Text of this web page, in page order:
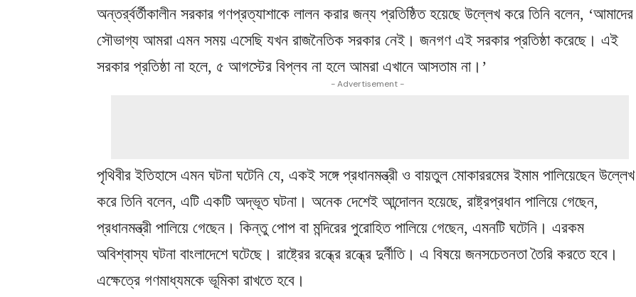
অন্তর্র্বর্তীকালীন সরকার গণপ্রত্যাশাকে লালন করার জন্য প্রতিষ্ঠিত হয়েছে উল্লেখ করে তিনি বলেন, ‘আমাদের
সৌভাগ্য আমরা এমন সময় এসেছি যখন রাজনৈতিক সরকার নেই। জনগণ এই সরকার প্রতিষ্ঠা করেছে। এই
সরকার প্রতিষ্ঠা না হলে, ৫ আগস্টের বিপ্লব না হলে আমরা এখানে আসতাম না।’
- Advertisement -
পৃথিবীর ইতিহাসে এমন ঘটনা ঘটেনি যে, একই সঙ্গে প্রধানমন্ত্রী ও বায়তুল মোকাররমের ইমাম পালিয়েছেন উল্লেখ
করে তিনি বলেন, এটি একটি অদ্ভূত ঘটনা। অনেক দেশেই আন্দোলন হয়েছে, রাষ্ট্রপ্রধান পালিয়ে গেছেন,
প্রধানমন্ত্রী পালিয়ে গেছেন। কিন্তু পোপ বা মন্দিরের পুরোহিত পালিয়ে গেছেন, এমনটি ঘটেনি। এরকম
অবিশ্বাস্য ঘটনা বাংলাদেশে ঘটেছে। রাষ্ট্রের রন্ধ্রে রন্ধ্রে দুর্নীতি। এ বিষয়ে জনসচেতনতা তৈরি করতে হবে।
এক্ষেত্রে গণমাধ্যমকে ভূমিকা রাখতে হবে।